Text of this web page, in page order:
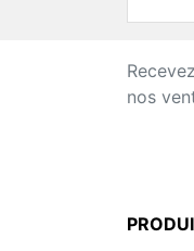
nos